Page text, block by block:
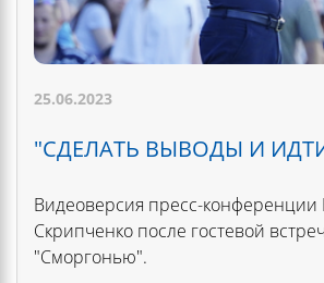
25.06.2023
"СДЕЛАТЬ ВЫВОДЫ И
Видеоверсия пресс-конференции
Скрипченко после гостевой
"Сморгонью".